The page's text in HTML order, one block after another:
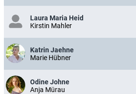
Laura Maria Heid
Kirstin Mahler
Katrin Jaehne
Marie Hübner
Odine Johne
Anja Mürau